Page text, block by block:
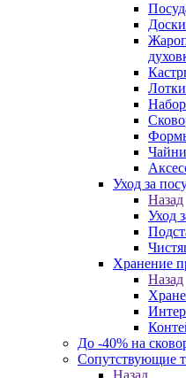
Уход за
Назад
Уход
Хранение
Назад
До -40% на
Сопутствующие
Назад